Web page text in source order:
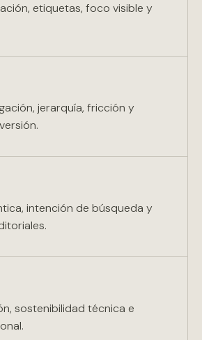
etiquetas, foco visible y
jerarquía, fricción y
intención de búsqueda y
sostenibilidad técnica e